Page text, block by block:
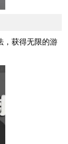
，获得无限的游